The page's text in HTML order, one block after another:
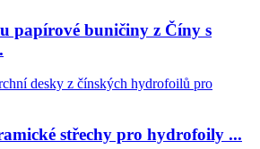
papírové buničiny z Číny s
střechy pro hydrofoily ...